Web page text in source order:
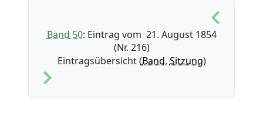
Band 50: Eintrag vom 21. August 1854
(Nr. 216)
Eintragsübersicht (Band, Sitzung)